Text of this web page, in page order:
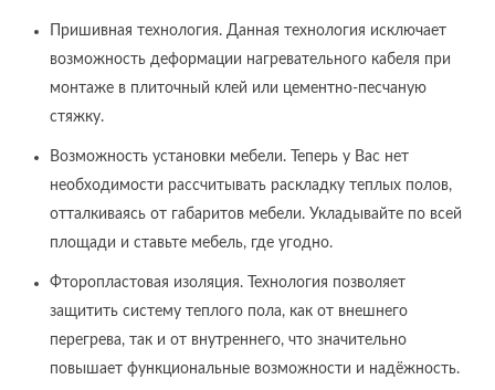
Пришивная технология. Данная технология исключает
возможность деформации нагревательного кабеля при
монтаже в плиточный клей или цементно-песчаную
стяжку.
Возможность установки мебели. Теперь у Вас нет
необходимости рассчитывать раскладку теплых полов,
отталкиваясь от габаритов мебели. Укладывайте по всей
площади и ставьте мебель, где угодно.
Фторопластовая изоляция. Технология позволяет
защитить систему теплого пола, как от внешнего
перегрева, так и от внутреннего, что значительно
повышает функциональные возможности и надёжность.